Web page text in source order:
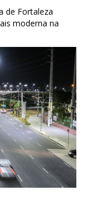
de Fortaleza
moderna na